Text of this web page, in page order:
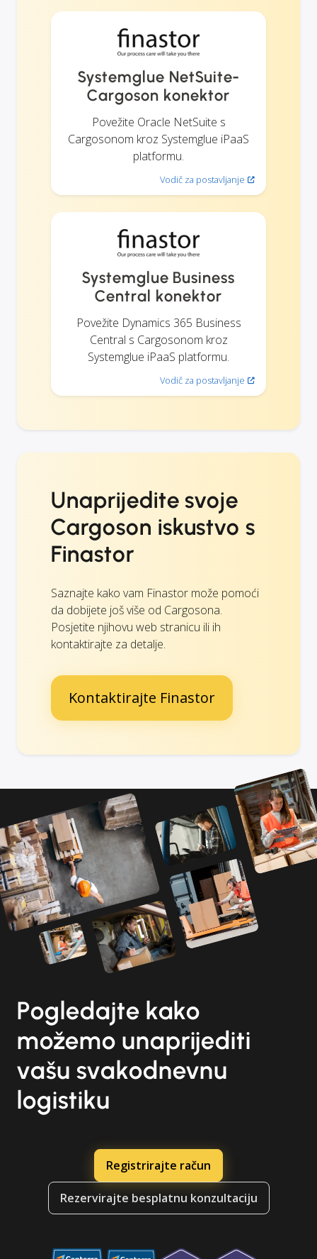
Systemglue NetSuite-
Cargoson konektor
Povežite Oracle NetSuite s
Cargosonom kroz Systemglue iPaaS
platformu.
Vodič za postavljanje
Systemglue Business
Central konektor
Povežite Dynamics 365 Business
Central s Cargosonom kroz
Systemglue iPaaS platformu.
Vodič za postavljanje
Unaprijedite svoje
Cargoson iskustvo s
Finastor
Saznajte kako vam Finastor može pomoći
da dobijete još više od Cargosona.
Posjetite njihovu web stranicu ili ih
kontaktirajte za detalje.
Kontaktirajte Finastor
Pogledajte kako
možemo unaprijediti
vašu svakodnevnu
logistiku
Registrirajte račun
Rezervirajte besplatnu konzultaciju